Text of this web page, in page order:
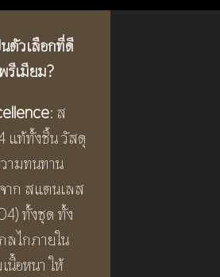
ตัวเลือกที่ดี
รีเมียม?
: ส
แท้ทั้งชิ้น วัสดุ
ามทนทาน
าก สแตนเลส
ทั้งชุด ทั้ง
ลไกภายใน
นื้อหนา ให้